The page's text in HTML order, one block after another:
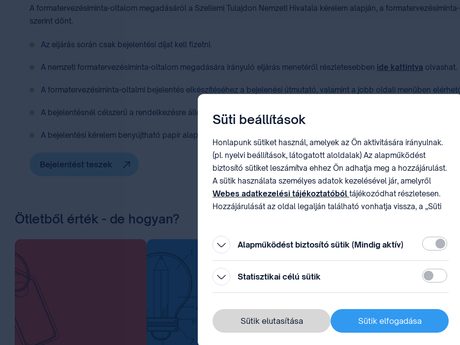
A formatervezésiminta-oltalom megadásáról a Szellemi Tulajdon Nemzeti Hivatala kérelem alapján, a
szerint dönt.
Az eljárás során csak bejelentési ⁣díjat⁣ kell fizetni.
A nemzeti formatervezésiminta-oltalom megadására irányuló eljárás menetéről részletesebben ide⁣ kattintva olvashat.
A formatervezésiminta-oltalmi bejelentés elkészítéséhez a bejelenési útmutató, valamint a jobb oldali menüben
A bejelentésnél célszerű a ⁣rendelkezésre álló űrlapothasználni.
A bejelentési kérelem benyújtható papír alapon vagy elektronikus úton
Bejelentést teszek
Ötletből érték - de hogyan?
Süti beállítások
Honlapunk sütiket használ, amelyek az Ön aktivitására irányulnak.
(pl. nyelvi beállítások, látogatott aloldalak) Az alapműködést
biztosító sütiket leszámítva ehhez Ön adhatja meg a hozzájárulást.
A sütik használata személyes adatok kezelésével jár, amelyről
Webes adatkezelési tájékoztatóból tájékozódhat részletesen.
Hozzájárulását az oldal legalján található vonhatja vissza, a „Süti
Alapműködést biztosító sütik (Mindig aktív) Kötelező
Statisztikai célú sütik Statisztikai
Sütik elutasítása Sütik elfogadása